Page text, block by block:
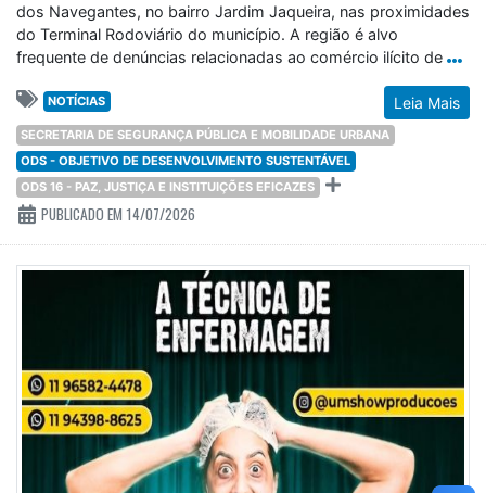
dos Navegantes, no bairro Jardim Jaqueira, nas proximidades
do Terminal Rodoviário do município. A região é alvo
frequente de denúncias relacionadas ao comércio ilícito de
Leia Mais
NOTÍCIAS
SECRETARIA DE SEGURANÇA PÚBLICA E MOBILIDADE URBANA
ODS - OBJETIVO DE DESENVOLVIMENTO SUSTENTÁVEL
ODS 16 - PAZ, JUSTIÇA E INSTITUIÇÕES EFICAZES
PUBLICADO EM 14/07/2026